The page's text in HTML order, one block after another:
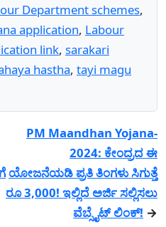
Department schemes,
application, Labour
link, sarakari
hastha, tayi magu
PM Maandhan Yojana-
2024: ಕೇಂದ್ರದ ಈ
ಯೋಜನೆಯಡಿ ಪ್ರತಿ ತಿಂಗಳು ಸಿಗುತ್ತೆ
ರೂ 3,000! ಇಲ್ಲಿದೆ ಅರ್ಜಿ ಸಲ್ಲಿಸಲು
ವೆಬ್ಸೈಟ್ ಲಿಂಕ್! →